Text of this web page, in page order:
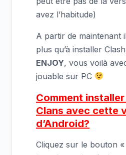
avez l’habitude)
A partir de maintenant
plus qu’à installer
ENJOY, vous voilà
jouable sur PC
Comment
Clans avec cette
d’Android?
Cliquez sur le bouton